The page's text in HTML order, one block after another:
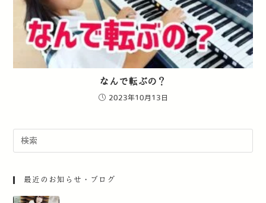
なんで転ぶの？
2023年10月13日
最近のお知らせ・ブログ